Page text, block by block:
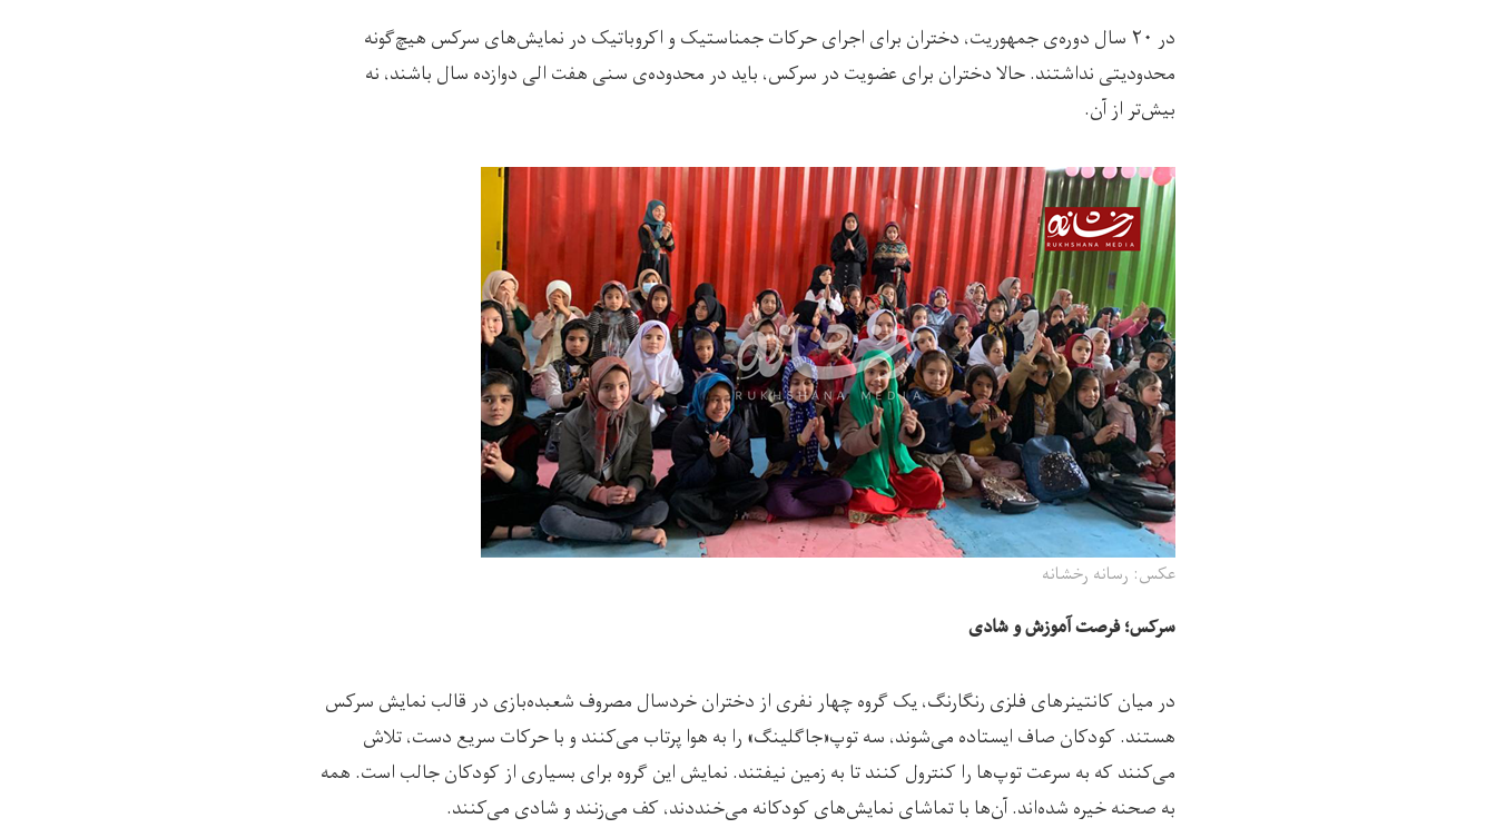
در ۲۰ سال دوره‌ی جمهوریت، دختران برای اجرای حرکات جمناستیک و اکروباتیک در نمایش‌های سرکس هیچ‌گونه
محدودیتی نداشتند. حالا دختران برای عضویت در سرکس، باید در محدوده‌ی سنی هفت الی دوازده سال باشند، نه
بیش‌تر از آن.
عکس: رسانه رخشانه
سرکس؛ فرصت آموزش و شادی
در میان کانتینرهای فلزی رنگارنگ، یک گروه چهار نفری از دختران خردسال مصروف شعبده‌بازی در قالب نمایش سرکس
هستند. کودکان صاف ایستاده می‌شوند، سه ‌توپ«جاگلینگ» را به هوا پرتاب می‌کنند و با حرکات سریع دست، تلاش
می‌کنند که به سرعت توپ‌ها را کنترول کنند تا به زمین نیفتند. نمایش این گروه برای بسیاری از کودکان جالب است. همه
به صحنه خیره شده‌اند. آن‌ها با تماشای نمایش‌های کودکانه می‌خنددند، کف می‌زنند و شادی می‌کنند.